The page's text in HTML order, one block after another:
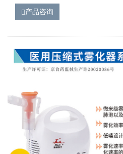
产品咨询